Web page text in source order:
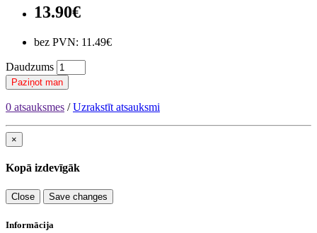
13.90€
bez PVN: 11.49€
Daudzums
Paziņot man
0 atsauksmes /Uzrakstīt atsauksmi
×
Kopā izdevīgāk
Close Save changes
Informācija